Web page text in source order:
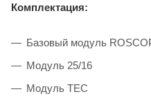
Комплектация:
Базовый модуль
Модуль 25/16
Модуль TEC